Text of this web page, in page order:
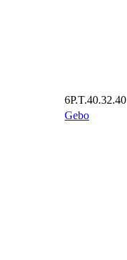
6P.T.40.32.40
Gebo